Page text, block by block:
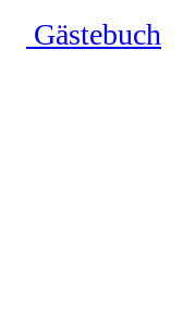
Gästebuch